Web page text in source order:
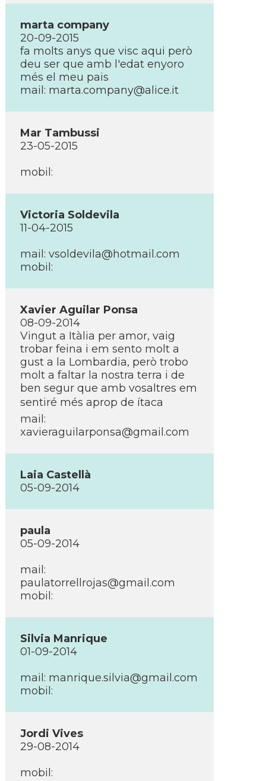
marta company
20-09-2015
fa molts anys que visc aqui però
deu ser que amb l'edat enyoro
més el meu pais
mail: marta.company@alice.it
Mar Tambussi
23-05-2015
mobil:
Victoria Soldevila
11-04-2015
mail: vsoldevila@hotmail.com
mobil:
Xavier Aguilar Ponsa
08-09-2014
Vingut a Itàlia per amor, vaig
trobar feina i em sento molt a
gust a la Lombardia, però trobo
molt a faltar la nostra terra i de
ben segur que amb vosaltres em
sentiré més aprop de ítaca
mail:
xavieraguilarponsa@gmail.com
Laia Castellà
05-09-2014
paula
05-09-2014
mail:
paulatorrellrojas@gmail.com
mobil:
Silvia Manrique
01-09-2014
mail: manrique.silvia@gmail.com
mobil:
Jordi Vives
29-08-2014
mobil: